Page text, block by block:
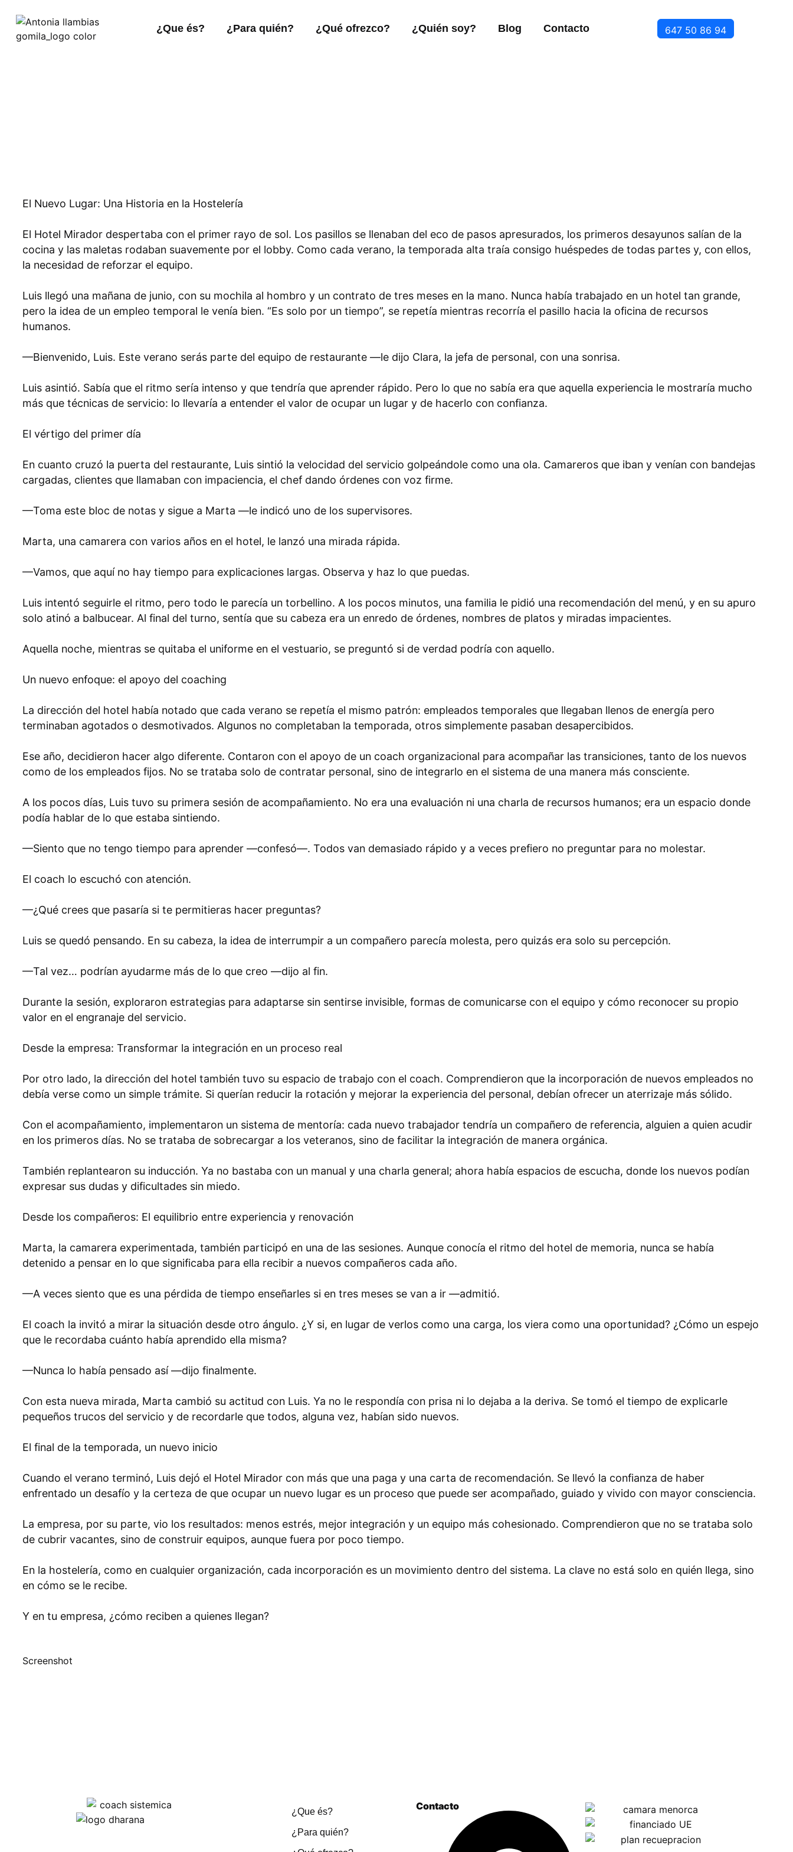
¿Que és? ¿Para quién? ¿Qué ofrezco? ¿Quién soy? Blog Contacto 647 50 86 94
El Nuevo Lugar: Una Historia en la Hostelería
El Hotel Mirador despertaba con el primer rayo de sol. Los pasillos se llenaban del eco de pasos apresurados, los primeros desayunos salían de la
cocina y las maletas rodaban suavemente por el lobby. Como cada verano, la temporada alta traía consigo huéspedes de todas partes y, con ellos,
la necesidad de reforzar el equipo.
Luis llegó una mañana de junio, con su mochila al hombro y un contrato de tres meses en la mano. Nunca había trabajado en un hotel tan grande,
pero la idea de un empleo temporal le venía bien. “Es solo por un tiempo”, se repetía mientras recorría el pasillo hacia la oficina de recursos
humanos.
—Bienvenido, Luis. Este verano serás parte del equipo de restaurante —le dijo Clara, la jefa de personal, con una sonrisa.
Luis asintió. Sabía que el ritmo sería intenso y que tendría que aprender rápido. Pero lo que no sabía era que aquella experiencia le mostraría mucho
más que técnicas de servicio: lo llevaría a entender el valor de ocupar un lugar y de hacerlo con confianza.
El vértigo del primer día
En cuanto cruzó la puerta del restaurante, Luis sintió la velocidad del servicio golpeándole como una ola. Camareros que iban y venían con bandejas
cargadas, clientes que llamaban con impaciencia, el chef dando órdenes con voz firme.
—Toma este bloc de notas y sigue a Marta —le indicó uno de los supervisores.
Marta, una camarera con varios años en el hotel, le lanzó una mirada rápida.
—Vamos, que aquí no hay tiempo para explicaciones largas. Observa y haz lo que puedas.
Luis intentó seguirle el ritmo, pero todo le parecía un torbellino. A los pocos minutos, una familia le pidió una recomendación del menú, y en su apuro
solo atinó a balbucear. Al final del turno, sentía que su cabeza era un enredo de órdenes, nombres de platos y miradas impacientes.
Aquella noche, mientras se quitaba el uniforme en el vestuario, se preguntó si de verdad podría con aquello.
Un nuevo enfoque: el apoyo del coaching
La dirección del hotel había notado que cada verano se repetía el mismo patrón: empleados temporales que llegaban llenos de energía pero
terminaban agotados o desmotivados. Algunos no completaban la temporada, otros simplemente pasaban desapercibidos.
Ese año, decidieron hacer algo diferente. Contaron con el apoyo de un coach organizacional para acompañar las transiciones, tanto de los nuevos
como de los empleados fijos. No se trataba solo de contratar personal, sino de integrarlo en el sistema de una manera más consciente.
A los pocos días, Luis tuvo su primera sesión de acompañamiento. No era una evaluación ni una charla de recursos humanos; era un espacio donde
podía hablar de lo que estaba sintiendo.
—Siento que no tengo tiempo para aprender —confesó—. Todos van demasiado rápido y a veces prefiero no preguntar para no molestar.
El coach lo escuchó con atención.
—¿Qué crees que pasaría si te permitieras hacer preguntas?
Luis se quedó pensando. En su cabeza, la idea de interrumpir a un compañero parecía molesta, pero quizás era solo su percepción.
—Tal vez… podrían ayudarme más de lo que creo —dijo al fin.
Durante la sesión, exploraron estrategias para adaptarse sin sentirse invisible, formas de comunicarse con el equipo y cómo reconocer su propio
valor en el engranaje del servicio.
Desde la empresa: Transformar la integración en un proceso real
Por otro lado, la dirección del hotel también tuvo su espacio de trabajo con el coach. Comprendieron que la incorporación de nuevos empleados no
debía verse como un simple trámite. Si querían reducir la rotación y mejorar la experiencia del personal, debían ofrecer un aterrizaje más sólido.
Con el acompañamiento, implementaron un sistema de mentoría: cada nuevo trabajador tendría un compañero de referencia, alguien a quien acudir
en los primeros días. No se trataba de sobrecargar a los veteranos, sino de facilitar la integración de manera orgánica.
También replantearon su inducción. Ya no bastaba con un manual y una charla general; ahora había espacios de escucha, donde los nuevos podían
expresar sus dudas y dificultades sin miedo.
Desde los compañeros: El equilibrio entre experiencia y renovación
Marta, la camarera experimentada, también participó en una de las sesiones. Aunque conocía el ritmo del hotel de memoria, nunca se había
detenido a pensar en lo que significaba para ella recibir a nuevos compañeros cada año.
—A veces siento que es una pérdida de tiempo enseñarles si en tres meses se van a ir —admitió.
El coach la invitó a mirar la situación desde otro ángulo. ¿Y si, en lugar de verlos como una carga, los viera como una oportunidad? ¿Cómo un espejo
que le recordaba cuánto había aprendido ella misma?
—Nunca lo había pensado así —dijo finalmente.
Con esta nueva mirada, Marta cambió su actitud con Luis. Ya no le respondía con prisa ni lo dejaba a la deriva. Se tomó el tiempo de explicarle
pequeños trucos del servicio y de recordarle que todos, alguna vez, habían sido nuevos.
El final de la temporada, un nuevo inicio
Cuando el verano terminó, Luis dejó el Hotel Mirador con más que una paga y una carta de recomendación. Se llevó la confianza de haber
enfrentado un desafío y la certeza de que ocupar un nuevo lugar es un proceso que puede ser acompañado, guiado y vivido con mayor consciencia.
La empresa, por su parte, vio los resultados: menos estrés, mejor integración y un equipo más cohesionado. Comprendieron que no se trataba solo
de cubrir vacantes, sino de construir equipos, aunque fuera por poco tiempo.
En la hostelería, como en cualquier organización, cada incorporación es un movimiento dentro del sistema. La clave no está solo en quién llega, sino
en cómo se le recibe.
Y en tu empresa, ¿cómo reciben a quienes llegan?
Screenshot
¿Que és?
¿Para quién?
Contacto